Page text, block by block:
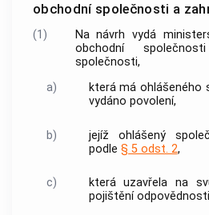
obchodní společnosti a
(1)
Na návrh vydá
obchodní
společnosti,
a)
která má ohlášeného
vydáno povolení,
b)
jejíž ohlášený
podle § 5 odst. 2,
c)
která uzavřela na
pojištění